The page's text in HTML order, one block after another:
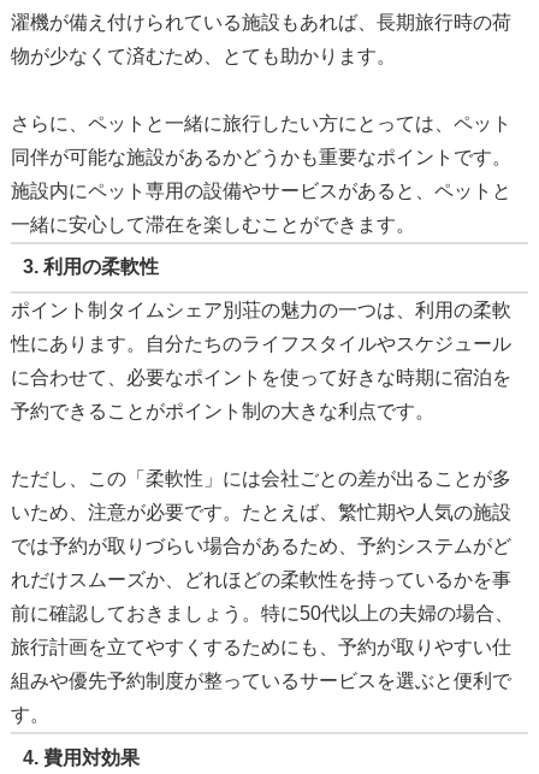
濯機が備え付けられている施設もあれば、長期旅行時の荷
物が少なくて済むため、とても助かります。
さらに、ペットと一緒に旅行したい方にとっては、ペット
同伴が可能な施設があるかどうかも重要なポイントです。
施設内にペット専用の設備やサービスがあると、ペットと
一緒に安心して滞在を楽しむことができます。
3. 利用の柔軟性
ポイント制タイムシェア別荘の魅力の一つは、利用の柔軟
性にあります。自分たちのライフスタイルやスケジュール
に合わせて、必要なポイントを使って好きな時期に宿泊を
予約できることがポイント制の大きな利点です。
ただし、この「柔軟性」には会社ごとの差が出ることが多
いため、注意が必要です。たとえば、繁忙期や人気の施設
では予約が取りづらい場合があるため、予約システムがど
れだけスムーズか、どれほどの柔軟性を持っているかを事
前に確認しておきましょう。特に50代以上の夫婦の場合、
旅行計画を立てやすくするためにも、予約が取りやすい仕
組みや優先予約制度が整っているサービスを選ぶと便利で
す。
4. 費用対効果